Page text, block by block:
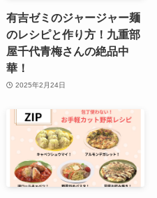
有吉ゼミのジャージャー麺
のレシピと作り方！九重部
屋千代青梅さんの絶品中
華！
2025年2月24日